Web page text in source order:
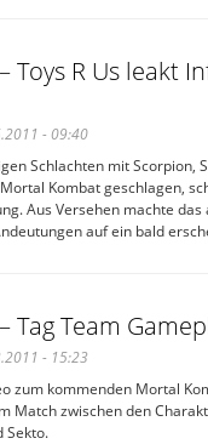
Toys R Us leakt
- 09:40
Schlachten mit Scorpion,
Kombat geschlagen,
Aus Versehen machte
auf ein bald
Tag Team
- 15:23
zum kommenden Mortal
Match zwischen den
Sekto.